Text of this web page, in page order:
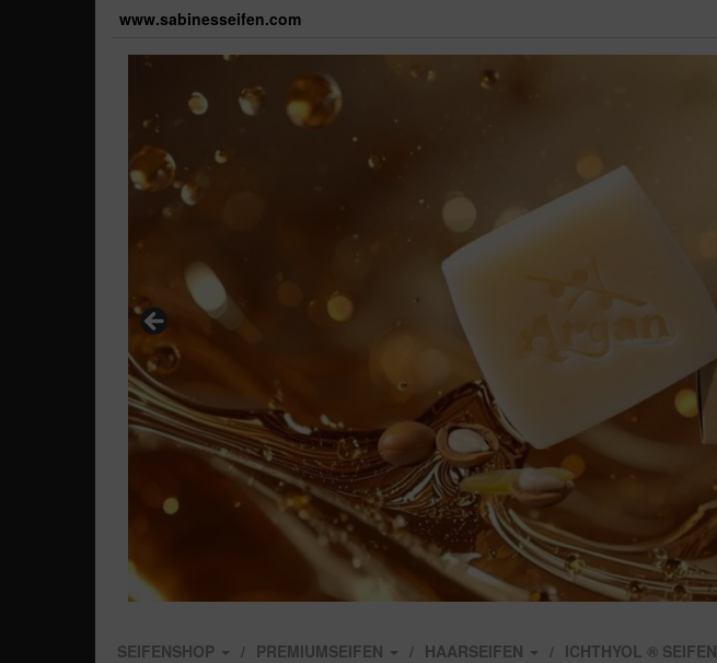
www.sabinesseifen.com
SEIFENSHOP PREMIUMSEIFEN HAARSEIFEN ICHTHYOL ® SEIFEN